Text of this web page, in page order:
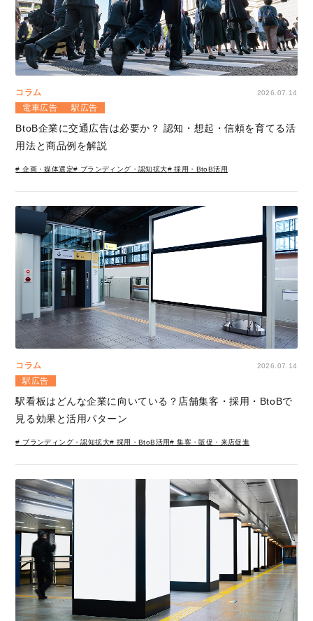
コラム 2026.07.14
電車広告 駅広告
BtoB企業に交通広告は必要か？ 認知・想起・信頼を育てる活
用法と商品例を解説
# 企画・媒体選定# ブランディング・認知拡大# 採用・BtoB活用
コラム 2026.07.14
駅広告
駅看板はどんな企業に向いている？店舗集客・採用・BtoBで
見る効果と活用パターン
# ブランディング・認知拡大# 採用・BtoB活用# 集客・販促・来店促進